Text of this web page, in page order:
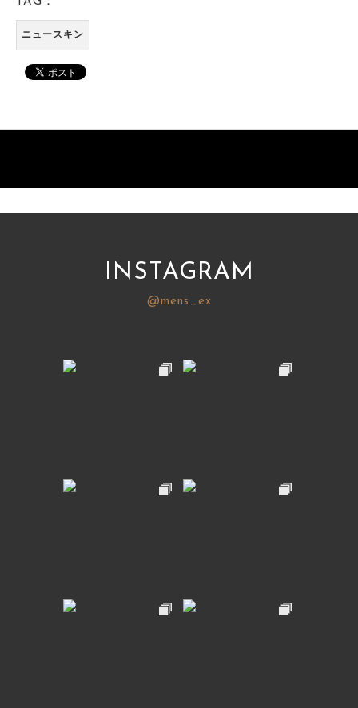
ニュースキン
INSTAGRAM
@mens_ex